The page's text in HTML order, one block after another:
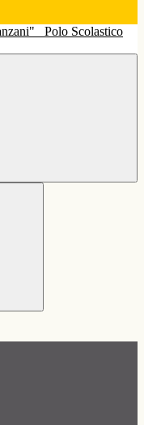
Polo Scolastico